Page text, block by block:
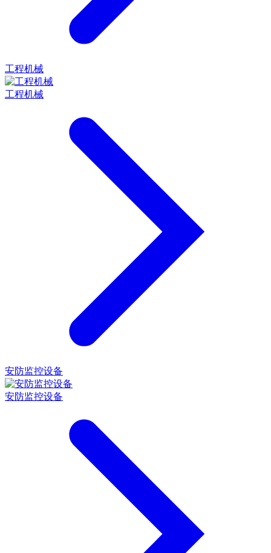
工程机械
工程机械
安防监控设备
安防监控设备